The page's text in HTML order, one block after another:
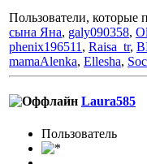
Пользователи, которые
сына Яна, galy090358,
phenix196511 , Raisa_tr,
mamaAlenka, Ellesha,
Laura585
Пользователь